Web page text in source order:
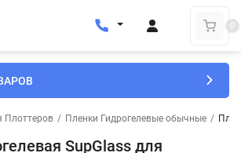
0
Плоттеров / Пленки Гидрогелевые обычные /
SupGlass для